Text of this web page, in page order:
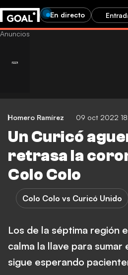
En directo
Homero Ramírez 09 oct 2022
Un Curicó
retrasa la
Colo Colo
Colo Colo vs Curicó Unido
Los de la séptima región
calma la llave para sumar
sigue esperando